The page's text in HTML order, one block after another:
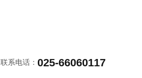
联系电话：025-66060117